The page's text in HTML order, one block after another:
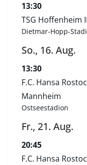
13:30
TSG Hoffenheim
Dietmar-Hopp-
So., 16. Aug.
13:30
F.C. Hansa
Mannheim
Ostseestadion
Fr., 21. Aug.
20:45
F.C. Hansa